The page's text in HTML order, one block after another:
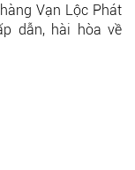
Vạn Lộc Phát
dẫn, hài hòa về